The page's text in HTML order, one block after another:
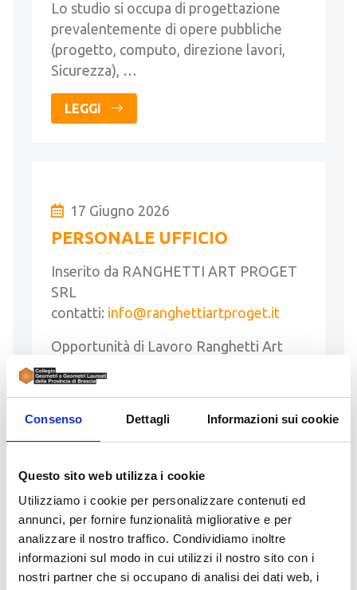
Consenso Dettagli Informazioni sui cookie
Questo sito web utilizza i cookie
Utilizziamo i cookie per personalizzare contenuti ed
annunci, per fornire funzionalità migliorative e per
analizzare il nostro traffico. Condividiamo inoltre
informazioni sul modo in cui utilizzi il nostro sito con i
nostri partner che si occupano di analisi dei dati web, i
Lo studio si occupa di progettazione
prevalentemente di opere pubbliche
(progetto, computo, direzione lavori,
Sicurezza), …
LEGGI
17 Giugno 2026
PERSONALE UFFICIO
Inserito da RANGHETTI ART PROGET
SRL
contatti: info@ranghettiartproget.it
Opportunità di Lavoro Ranghetti Art
Proget Srl amplia il proprio organico e
ricerca una persona da inserire in ufficio.
LEGGI
GEOMETRA/ARCHITETTO